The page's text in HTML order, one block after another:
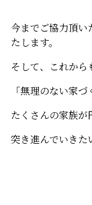
今までご協力頂い
たします。
そして、これから
「無理のない家
たくさんの家族が
突き進んでいきた